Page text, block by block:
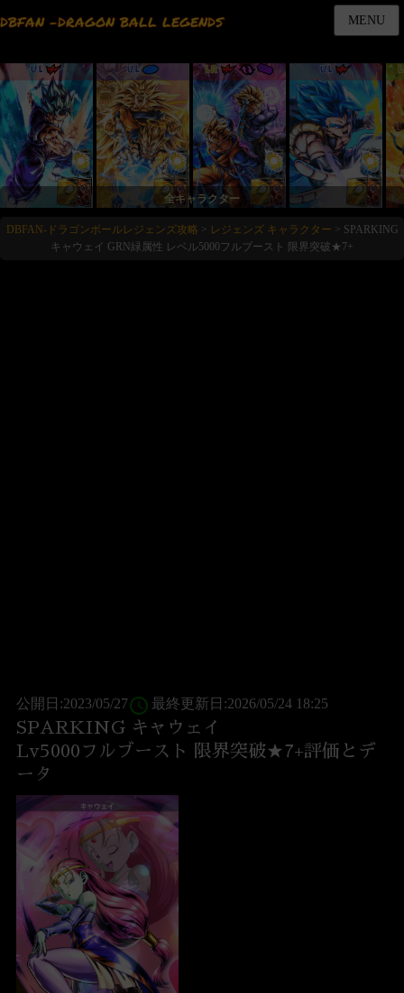
DBFAN -DRAGON BALL LEGENDS MENU
UL UL LR UL
全キャラクター
DBFAN-ドラゴンボールレジェンズ攻略 > レジェンズ キャラクター > SPARKING
キャウェイ GRN緑属性 レベル5000フルブースト 限界突破★7+
公開日:2023/05/27access_time 最終更新日:2026/05/24 18:25
SPARKING キャウェイ
Lv5000フルブースト 限界突破★7+評価とデ
ータ